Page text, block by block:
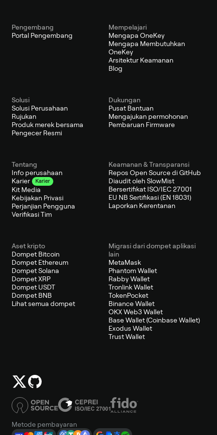
Pengembang
Portal Pengembang
Mempelajari
Mengapa OneKey
Mengapa Membutuhkan
OneKey
Arsitektur Keamanan
Blog
Solusi
Solusi Perusahaan
Rujukan
Produk merek bersama
Pengecer Resmi
Dukungan
Pusat Bantuan
Mengajukan permohonan
Pembaruan Firmware
Tentang
Info perusahaan
Karier
Karier
Kit Media
Kebijakan Privasi
Perjanjian Pengguna
Verifikasi Tim
Keamanan & Transparansi
Repos Open Source di GitHub
Diaudit oleh SlowMist
Bersertifikat ISO/IEC 27001
EU NB Sertifikasi (EN 18031)
Laporkan Kerentanan
Aset kripto
Dompet Bitcoin
Dompet Ethereum
Dompet Solana
Dompet XRP
Dompet USDT
Dompet BNB
Lihat semua dompet
Migrasi dari dompet aplikasi
lain
MetaMask
Phantom Wallet
Rabby Wallet
Tronlink Wallet
TokenPocket
Binance Wallet
OKX Web3 Wallet
Base Wallet (Coinbase Wallet)
Exodus Wallet
Trust Wallet
Metode pembayaran